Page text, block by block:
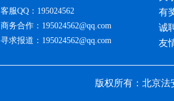
客服QQ：195024562
商务合作：195024562@qq.com
寻求报道：195024562@qq.com
有
诚
友
版权所有：北京法